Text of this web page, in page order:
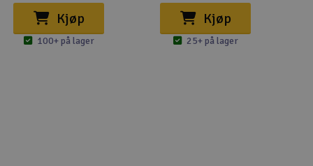
Kjøp
100+ på lager
Kjøp
25+ på lager